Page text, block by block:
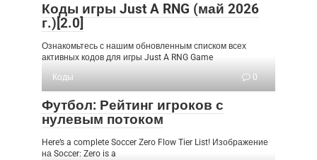
Коды игры Just A RNG (май 2026
г.)[2.0]
Ознакомьтесь с нашим обновленным списком всех
активных кодов для игры Just A RNG Game
Коды
0
Футбол: Рейтинг игроков с
нулевым потоком
Here’s a complete Soccer Zero Flow Tier List! Изображение
на Soccer: Zero is a